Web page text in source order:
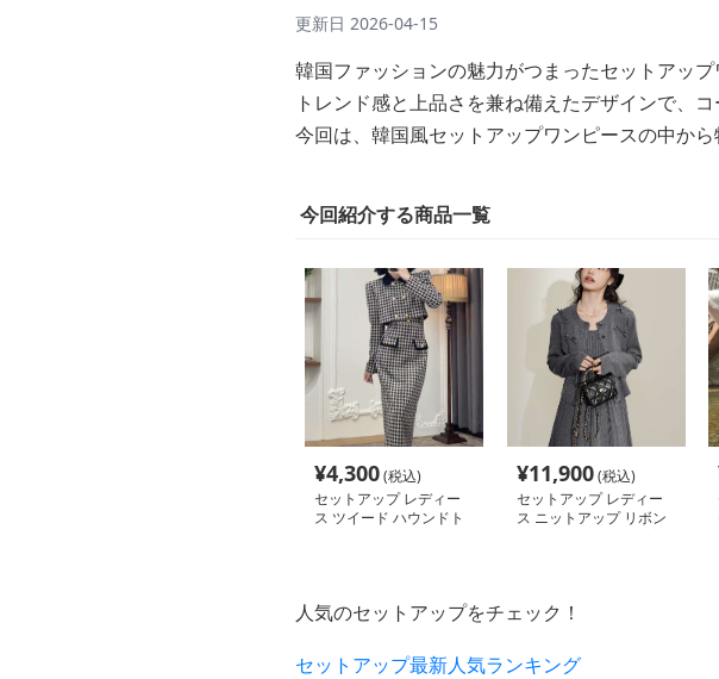
更新日 2026-04-15
韓国ファッションの魅力がつまったセットアッ
トレンド感と上品さを兼ね備えたデザインで、
今回は、韓国風セットアップワンピースの中から
今回紹介する商品一覧
¥4,300(税込)
セットアップ レディー
ス ツイード ハウンドト
¥11,900(税込)
セットアップ レディー
ス ニットアップ リボン
人気のセットアップをチェック！
セットアップ最新人気ランキング